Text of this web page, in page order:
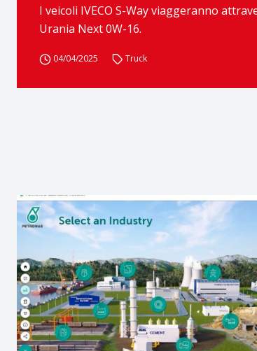
I veicoli IVECO S-Way viaggeranno
Urania Next 0W-16.
04/04/2025 Truck